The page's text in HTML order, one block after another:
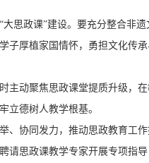
思政课”建设。要充分整合非遗
子厚植家国情怀，勇担文化传
主动聚焦思政课堂提质升级，
立德树人教学根基。
、协同发力，推动思政教育工
请思政课教学专家开展专项指